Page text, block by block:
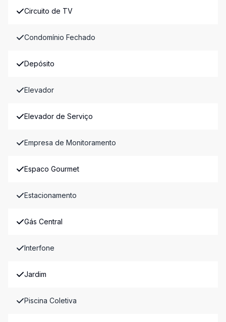
Circuito de TV
Condomínio Fechado
Depósito
Elevador
Elevador de Serviço
Empresa de Monitoramento
Espaco Gourmet
Estacionamento
Gás Central
Interfone
Jardim
Piscina Coletiva